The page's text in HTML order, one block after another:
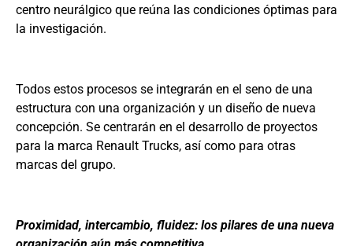
centro neurálgico que reúna las condiciones óptimas para
la investigación.
Todos estos procesos se integrarán en el seno de una
estructura con una organización y un diseño de nueva
concepción. Se centrarán en el desarrollo de proyectos
para la marca Renault Trucks, así como para otras
marcas del grupo.
Proximidad, intercambio, fluidez: los pilares de una nueva